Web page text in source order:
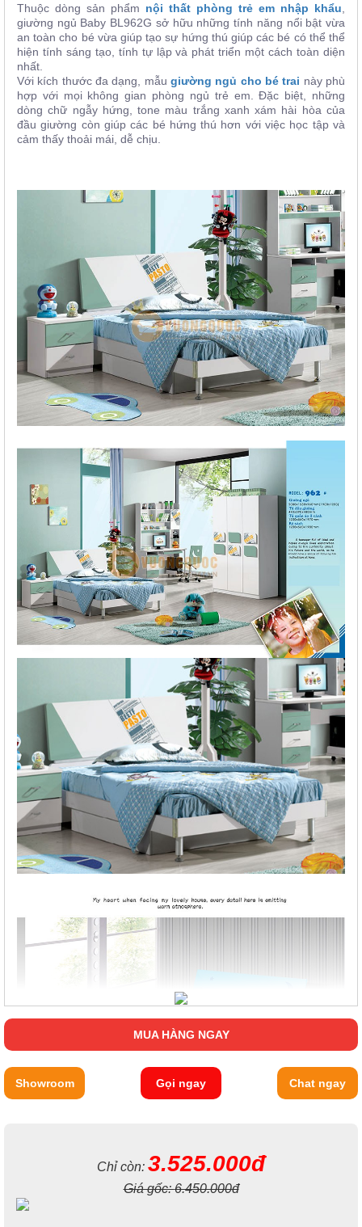
Thuộc dòng sản phẩm nội thất phòng trẻ em nhập khẩu
giường ngủ Baby BL962G sở hữu những tính năng nổi bật vừa
an toàn cho bé vừa giúp tạo sự hứng thú giúp các bé có thể thể
hiện tính sáng tạo, tính tự lập và phát triển một cách toàn diện
nhất.
Với kích thước đa dạng, mẫu giường ngủ cho bé trai này phù
hợp với mọi không gian phòng ngủ trẻ em. Đặc biệt, những
dòng chữ ngẫy hứng, tone màu trắng xanh xám hài hòa của
đầu giường còn giúp các bé hứng thú hơn với việc học tập và
cảm thấy thoải mái, dễ chịu.
MUA HÀNG NGAY
Showroom Gọi ngay Chat ngay
Chỉ còn: 3.525.000đ
Giá gốc:6.450.000đ